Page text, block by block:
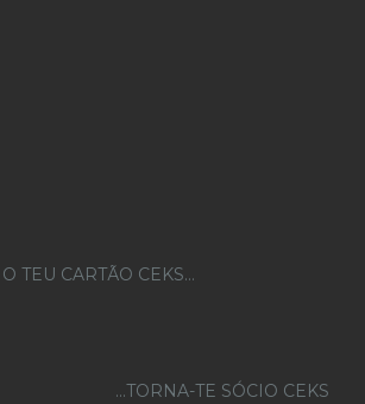
O TEU CARTÃO CEKS…
...TORNA-TE SÓCIO CEKS